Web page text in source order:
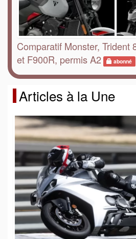
Comparatif Monster, Trident
et F900R, permis A2
abonné
Articles à la Une